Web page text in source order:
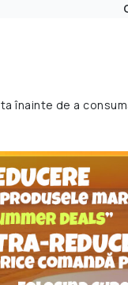
înainte de a